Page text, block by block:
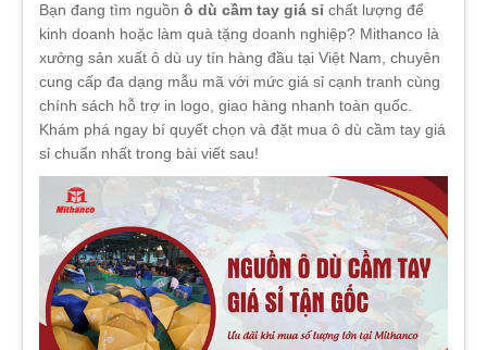
Bạn đang tìm nguồn ô dù cầm tay giá sỉ chất lượng để
kinh doanh hoặc làm quà tặng doanh nghiệp? Mithanco là
xưởng sản xuất ô dù uy tín hàng đầu tại Việt Nam, chuyên
cung cấp đa dạng mẫu mã với mức giá sỉ cạnh tranh cùng
chính sách hỗ trợ in logo, giao hàng nhanh toàn quốc.
Khám phá ngay bí quyết chọn và đặt mua ô dù cầm tay giá
sỉ chuẩn nhất trong bài viết sau!